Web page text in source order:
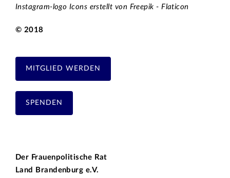
Instagram-logo Icons erstellt von Freepik - Flaticon
© 2018
MITGLIED WERDEN
SPENDEN
Der Frauenpolitische Rat
Land Brandenburg e.V.